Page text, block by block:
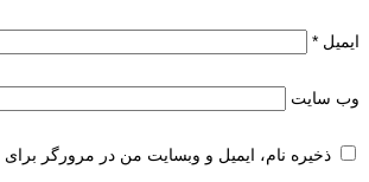
ایمیل *
وب‌ سایت
ذخیره نام، ایمیل و وبسایت من در مرورگر برای